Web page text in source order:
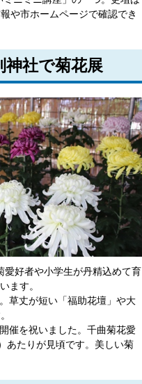
や市ホームページで確認でき
社で菊花展
愛好者や小学生が丹精込めて育
ます。
草丈が短い「福助花壇」や大
催を祝いました。千曲菊花愛
あたりが見頃です。美しい菊